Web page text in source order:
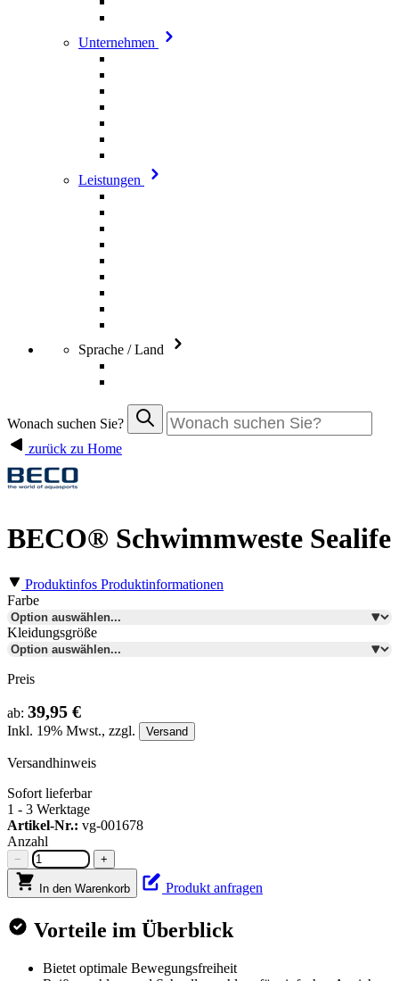
Unternehmen
Leistungen
Sprache / Land
Wonach suchen Sie?
zurück zu Home
BECO® Schwimmweste Sealife
Produktinfos Produktinformationen
Farbe
Kleidungsgröße
Preis
ab: 39,95 €
Inkl. 19% Mwst., zzgl. Versand
Versandhinweis
Sofort lieferbar
1 - 3 Werktage
Artikel-Nr.: vg-001678
Anzahl
− +
In den Warenkorb Produkt anfragen
Vorteile im Überblick
Bietet optimale Bewegungsfreiheit